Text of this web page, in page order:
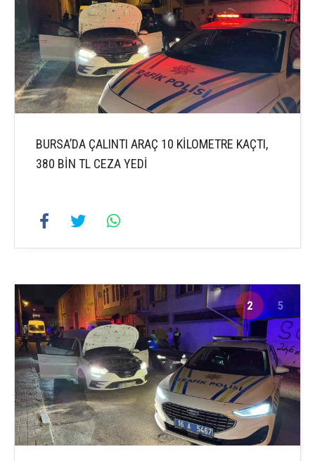
BURSA’DA ÇALINTI ARAÇ 10 KİLOMETRE KAÇTI,
380 BİN TL CEZA YEDİ
2 5